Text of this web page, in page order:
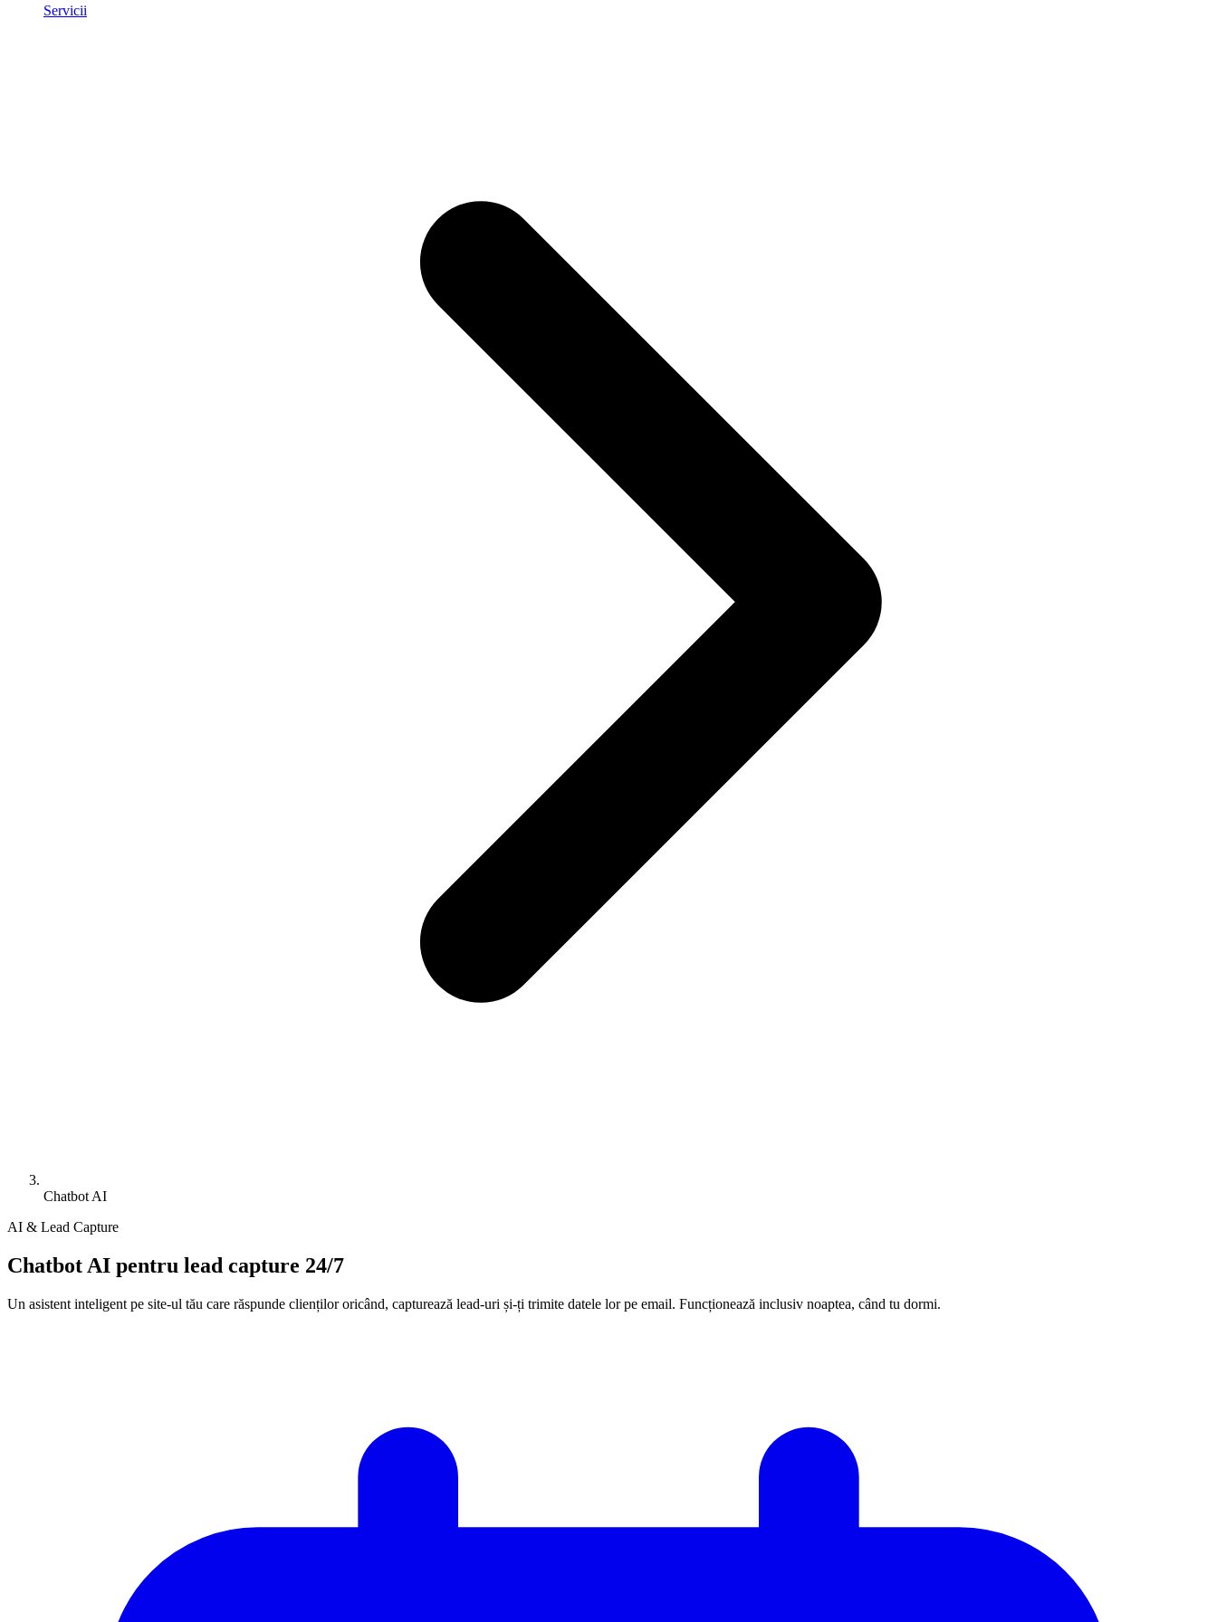
Verificare site existent (viteză, SEO, mobile)
Ghiduri Detaliate
Servicii
Chatbot AI
AI & Lead Capture
Chatbot AI pentru lead capture 24/7
Un asistent inteligent pe site-ul tău care răspunde clienților oricând, capturează lead-uri și-ți trimite datele lor pe email. Funcționează inclusiv noaptea, când tu dormi.